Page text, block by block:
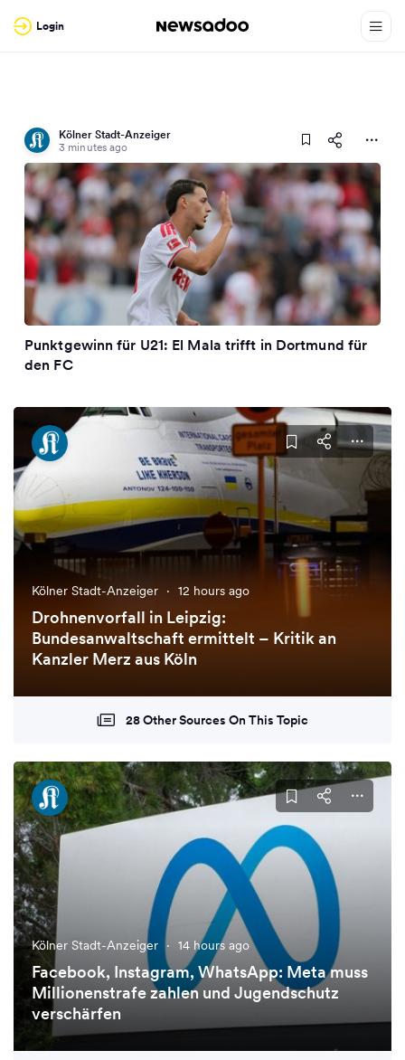
Login
Kölner Stadt-Anzeiger
3 minutes ago
Punktgewinn für U21: El Mala trifft in Dortmund für
den FC
Kölner Stadt-Anzeiger · 12 hours ago
Drohnenvorfall in Leipzig:
Bundesanwaltschaft ermittelt – Kritik an
Kanzler Merz aus Köln
28 Other Sources On This Topic
Kölner Stadt-Anzeiger · 14 hours ago
Facebook, Instagram, WhatsApp: Meta muss
Millionenstrafe zahlen und Jugendschutz
verschärfen